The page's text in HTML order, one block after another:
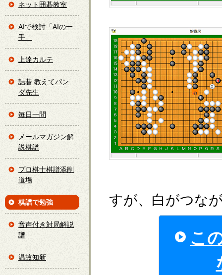
すが、白がつな
こ
ネット囲碁教室
AIで検討「AIの一
手」
上達カルテ
詰碁 教えてパン
ダ先生
毎日一問
メールマガジン解
説棋譜
プロ棋士棋譜添削
道場
棋譜で勉強
音声付き対局解説
譜
温故知新